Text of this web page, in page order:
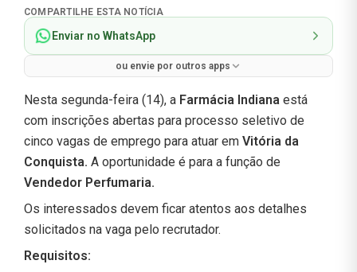
COMPARTILHE ESTA NOTÍCIA
Enviar no WhatsApp
ou envie por outros apps
Nesta segunda-feira (14), a Farmácia Indiana está
com inscrições abertas para processo seletivo de
cinco vagas de emprego para atuar em Vitória da
Conquista. A oportunidade é para a função de
Vendedor Perfumaria.
Os interessados devem ficar atentos aos detalhes
solicitados na vaga pelo recrutador.
Requisitos: